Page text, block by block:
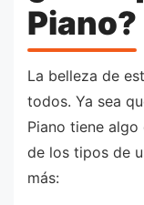
Piano?
La belleza de
todos. Ya sea
Piano tiene
de los tipos de
más: